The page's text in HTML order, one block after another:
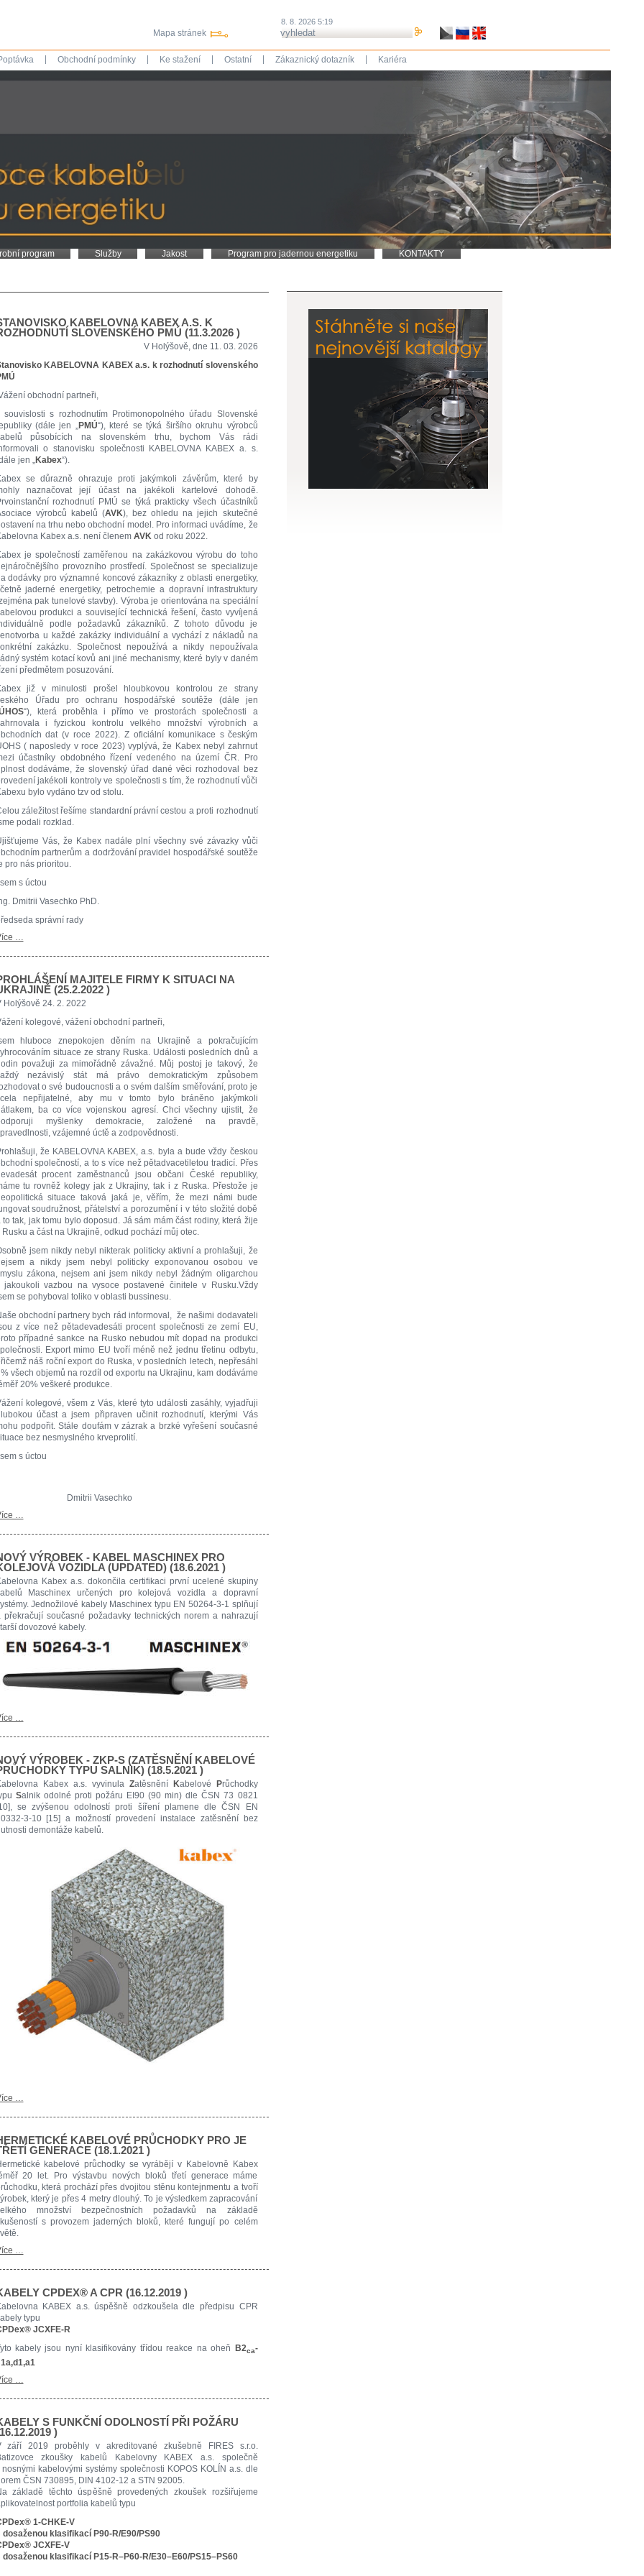
Mapa stránek
8. 8. 2026 5:19
Obchodní podmínky Ke stažení Ostatní Zákaznický dotazník Kariéra
program Služby Jakost Program pro jadernou energetiku KONTAKTY
KABELOVNA KABEX A.S. K
SLOVENSKÉHO PMÚ (11.3.2026 )
V Holýšově, dne 11. 03. 2026
KABELOVNA KABEX a.s. k rozhodnutí slovenského
obchodní partneři,
souvislosti s rozhodnutím Protimonopolného úřadu Slovenské
(dále jen „PMÚ“), které se týká širšího okruhu výrobců
působících na slovenském trhu, bychom Vás rádi
o stanovisku společnosti KABELOVNA KABEX a. s.
jen „Kabex“).
se důrazně ohrazuje proti jakýmkoli závěrům, které by
naznačovat její účast na jakékoli kartelové dohodě.
rozhodnutí PMÚ se týká prakticky všech účastníků
výrobců kabelů (AVK), bez ohledu na jejich skutečné
na trhu nebo obchodní model. Pro informaci uvádíme, že
Kabex a.s. není členem AVKod roku 2022.
je společností zaměřenou na zakázkovou výrobu do toho
provozního prostředí. Společnost se specializuje
dodávky pro významné koncové zákazníky z oblasti energetiky,
jaderné energetiky, petrochemie a dopravní infrastruktury
pak tunelové stavby). Výroba je orientována na speciální
produkci a související technická řešení, často vyvíjená
podle požadavků zákazníků. Z tohoto důvodu je
u každé zakázky individuální a vychází z nákladů na
zakázku. Společnost nepoužívá a nikdy nepoužívala
systém kotací kovů ani jiné mechanismy, které byly v daném
předmětem posuzování.
již v minulosti prošel hloubkovou kontrolou ze strany
Úřadu pro ochranu hospodářské soutěže (dále jen
“), která proběhla i přímo ve prostorách společnosti a
i fyzickou kontrolu velkého množství výrobních a
dat (v roce 2022). Z oficiální komunikace s českým
( naposledy v roce 2023) vyplývá, že Kabex nebyl zahrnut
účastníky obdobného řízení vedeného na území ČR. Pro
dodáváme, že slovenský úřad dané věci rozhodoval bez
jakékoli kontroly ve společnosti s tím, že rozhodnutí vůči
bylo vydáno tzv od stolu.
záležitost řešíme standardní právní cestou a proti rozhodnutí
podali rozklad.
Vás, že Kabex nadále plní všechny své závazky vůči
partnerům a dodržování pravidel hospodářské soutěže
pro nás prioritou.
s úctou
Dmitrii Vasechko PhD.
správní rady
…
MAJITELE FIRMY K SITUACI NA
(25.2.2022 )
Holýšově 24. 2. 2022
kolegové, vážení obchodní partneři,
hluboce znepokojen děním na Ukrajině a pokračujícím
situace ze strany Ruska. Události posledních dnů a
považuji za mimořádně závažné. Můj postoj je takový, že
nezávislý stát má právo demokratickým způsobem
o své budoucnosti a o svém dalším směřování, proto je
nepřijatelné, aby mu v tomto bylo bráněno jakýmkoli
ba co více vojenskou agresí. Chci všechny ujistit, že
myšlenky demokracie, založené na pravdě,
vzájemné úctě a zodpovědnosti.
že KABELOVNA KABEX, a.s. byla a bude vždy českou
společností, a to s více než pětadvacetiletou tradicí. Přes
procent zaměstnanců jsou občani České republiky,
tu rovněž kolegy jak z Ukrajiny, tak i z Ruska. Přestože je
situace taková jaká je, věřím, že mezi námi bude
soudružnost, přátelství a porozumění i v této složité době
to tak, jak tomu bylo doposud. Já sám mám část rodiny, která žije
Rusku a část na Ukrajině, odkud pochází můj otec.
jsem nikdy nebyl nikterak politicky aktivní a prohlašuji, že
a nikdy jsem nebyl politicky exponovanou osobou ve
zákona, nejsem ani jsem nikdy nebyl žádným oligarchou
jakoukoli vazbou na vysoce postavené činitele v Rusku.Vždy
se pohyboval toliko v oblasti bussinesu.
obchodní partnery bych rád informoval, že našimi dodavateli
z více než pětadevadesáti procent společnosti ze zemí EU,
případné sankce na Rusko nebudou mít dopad na produkci
Export mimo EU tvoří méně než jednu třetinu odbytu,
náš roční export do Ruska, v posledních letech, nepřesáhl
všech objemů na rozdíl od exportu na Ukrajinu, kam dodáváme
20% veškeré produkce.
kolegové, všem z Vás, které tyto události zasáhly, vyjadřuji
účast a jsem připraven učinit rozhodnutí, kterými Vás
podpořit. Stále doufám v zázrak a brzké vyřešení současné
bez nesmyslného krveprolití.
s úctou
Dmitrii Vasechko
…
VÝROBEK - KABEL MASCHINEX PRO
VOZIDLA (UPDATED) (18.6.2021 )
Kabex a.s. dokončila certifikaci první ucelené skupiny
Maschinex určených pro kolejová vozidla a dopravní
Jednožilové kabely Maschinex typu EN 50264-3-1 splňují
překračují současné požadavky technických norem a nahrazují
dovozové kabely.
…
VÝROBEK - ZKP-S (ZATĚSNĚNÍ KABELOVÉ
TYPU SALNIK) (18.5.2021 )
Kabex a.s. vyvinula Zatěsnění Kabelové Průchodky
Salnik odolné proti požáru EI90 (90 min) dle ČSN 73 0821
se zvýšenou odolností proti šíření plamene dle ČSN EN
3-10 [15] a možností provedení instalace zatěsnění bez
demontáže kabelů.
…
KABELOVÉ PRŮCHODKY PRO JE
GENERACE (18.1.2021 )
kabelové průchodky se vyrábějí v Kabelovně Kabex
20 let. Pro výstavbu nových bloků třetí generace máme
která prochází přes dvojitou stěnu kontejnmentu a tvoří
který je přes 4 metry dlouhý. To je výsledkem zapracování
množství bezpečnostních požadavků na základě
s provozem jaderných bloků, které fungují po celém
…
CPDEX® A CPR (16.12.2019 )
KABEX a.s. úspěšně odzkoušela dle předpisu CPR
typu
JCXFE-R
kabely jsou nyní klasifikovány třídou reakce na oheň B2ca-
…
S FUNKČNÍ ODOLNOSTÍ PŘI POŽÁRU
)
září 2019 proběhly v akreditované zkušebně FIRES s.r.o.
zkoušky kabelů Kabelovny KABEX a.s. společně
nosnými kabelovými systémy společnosti KOPOS KOLÍN a.s. dle
ČSN 730895, DIN 4102-12 a STN 92005.
základě těchto úspěšně provedených zkoušek rozšiřujeme
portfolia kabelů typu
1-CHKE-V
dosaženou klasifikací P90-R/E90/PS90
JCXFE-V
dosaženou klasifikací P15-R–P60-R/E30–E60/PS15–PS60